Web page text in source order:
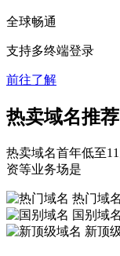
全球畅通
支持多终端登录
前往了解
热卖域名推荐
热卖域名首年低至
资等业务场是
热门域名
国别域名
新顶